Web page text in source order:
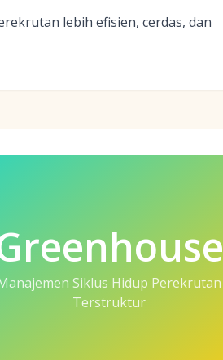
lebih efisien, cerdas, dan
Siklus Hidup Perekrutan
Terstruktur